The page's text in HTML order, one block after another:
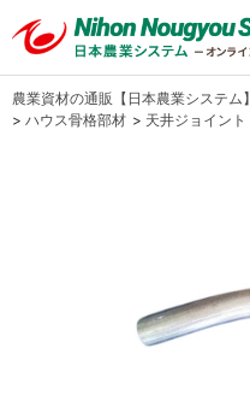
農業資材の通販【日本農業システム】
> ハウス骨格部材 > 天井ジョイント